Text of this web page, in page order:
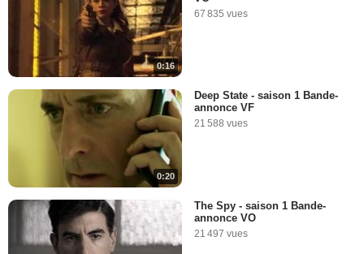
0:16
67 835 vues
0:20
Deep State - saison 1 Bande-
annonce VF
21 588 vues
The Spy - saison 1 Bande-
annonce VO
21 497 vues